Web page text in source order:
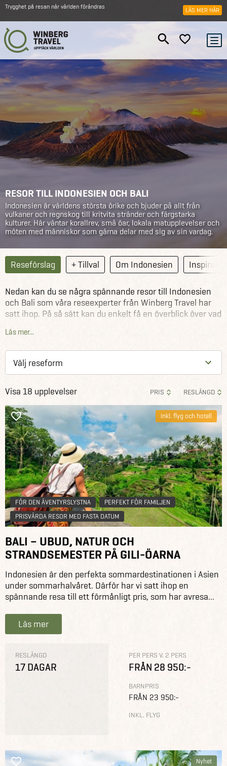
Trygghet på resan när världen förändras LÄS MER HÄR
RESOR TILL INDONESIEN OCH BALI
Indonesien är världens största örike och bjuder på allt från
vulkaner och regnskog till kritvita stränder och färgstarka
kulturer. Här väntar korallrev, små öar, lokala matupplevelser och
möten med människor som gärna delar med sig av sin vardag.
Reseförslag + Tillval Om Indonesien
Nedan kan du se några spännande resor till Indonesien
och Bali som våra reseexperter från Winberg Travel har
satt ihop. På så sätt kan du enkelt få en överblick över vad
att antingen köpa ett reseförslag exakt som det ser ut
eller använda dem som en utgångspunkt för din egen
Läs mer...
PRIS RESLÄNGD
Visa 18 upplevelser
Inkl. flyg och hotell
FÖR DEN ÄVENTYRSLYSTNA
PERFEKT FÖR FAMILJEN
PRISVÄRDA RESOR MED FASTA DATUM
BALI – UBUD, NATUR OCH
STRANDSEMESTER PÅ GILI-ÖARNA
Indonesien är den perfekta sommardestinationen i Asien
under sommarhalvåret. Därför har vi satt ihop en
spännande resa till ett förmånligt pris, som har avresa...
Läs mer
RESLÄNGD
17 DAGAR
PER PERS V. 2 PERS
FRÅN 28 950:-
BARNPRIS
FRÅN 23 950:-
INKL. FLYG
Nyhet